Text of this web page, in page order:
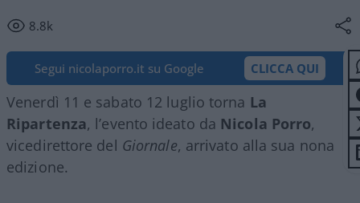
8.8k
Segui nicolaporro.it su Google CLICCA QUI
Venerdì 11 e sabato 12 luglio torna La
Ripartenza, l’evento ideato da Nicola Porro,
vicedirettore del Giornale, arrivato alla sua nona
edizione.